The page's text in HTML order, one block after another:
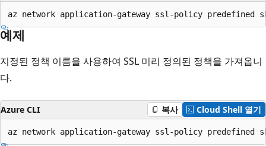
az network application-gateway ssl-policy predefined
예제
지정된 정책 이름을 사용하여 SSL 미리 정의된 정책을 가져옵니
다.
Azure CLI 복사 Cloud Shell 열기
az network application-gateway ssl-policy predefined